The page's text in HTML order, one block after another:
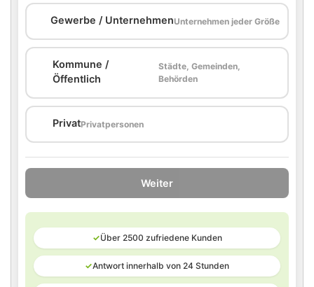
Gewerbe / UnternehmenUnternehmen jeder Größe
Kommune /
Öffentlich
Städte, Gemeinden,
Behörden
PrivatPrivatpersonen
Weiter
✓Über 2500 zufriedene Kunden
✓Antwort innerhalb von 24 Stunden